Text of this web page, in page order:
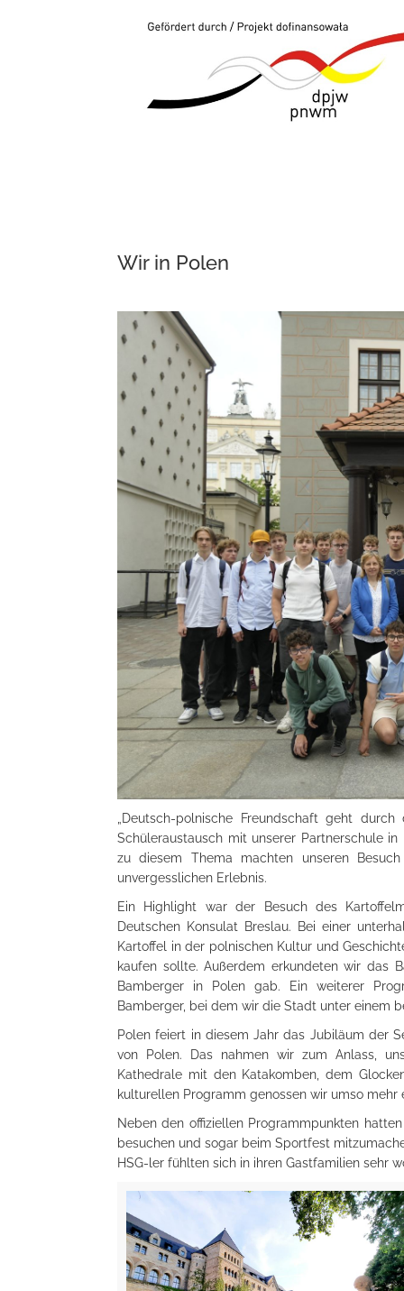
Wir in Polen
„Deutsch-polnische Freundschaft geht
Schüleraustausch mit unserer Partnerschule
zu diesem Thema machten unseren
unvergesslichen Erlebnis.
Ein Highlight war der Besuch des
Deutschen Konsulat Breslau. Bei einer
Kartoffel in der polnischen Kultur und
kaufen sollte. Außerdem erkundeten wir das
Bamberger in Polen gab. Ein weiterer
Bamberger, bei dem wir die Stadt unter einem
Polen feiert in diesem Jahr das Jubiläum der
von Polen. Das nahmen wir zum Anlass,
Kathedrale mit den Katakomben, dem
kulturellen Programm genossen wir umso
Neben den offiziellen Programmpunkten
besuchen und sogar beim Sportfest
HSG-ler fühlten sich in ihren Gastfamilien sehr